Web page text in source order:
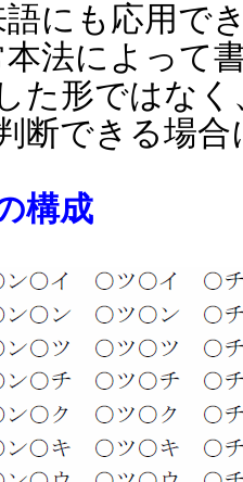
にも応用で
法によって書
た形ではな
断できる場
構成